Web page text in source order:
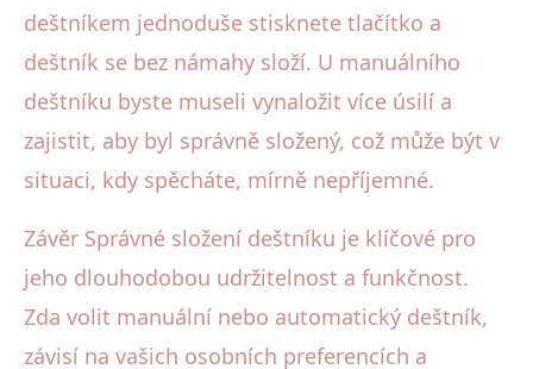
deštníkem jednoduše stisknete tlačítko a
deštník se bez námahy složí. U manuálního
deštníku byste museli vynaložit více úsilí a
zajistit, aby byl správně složený, což může být v
situaci, kdy spěcháte, mírně nepříjemné.
Závěr Správné složení deštníku je klíčové pro
jeho dlouhodobou udržitelnost a funkčnost.
Zda volit manuální nebo automatický deštník,
závisí na vašich osobních preferencích a